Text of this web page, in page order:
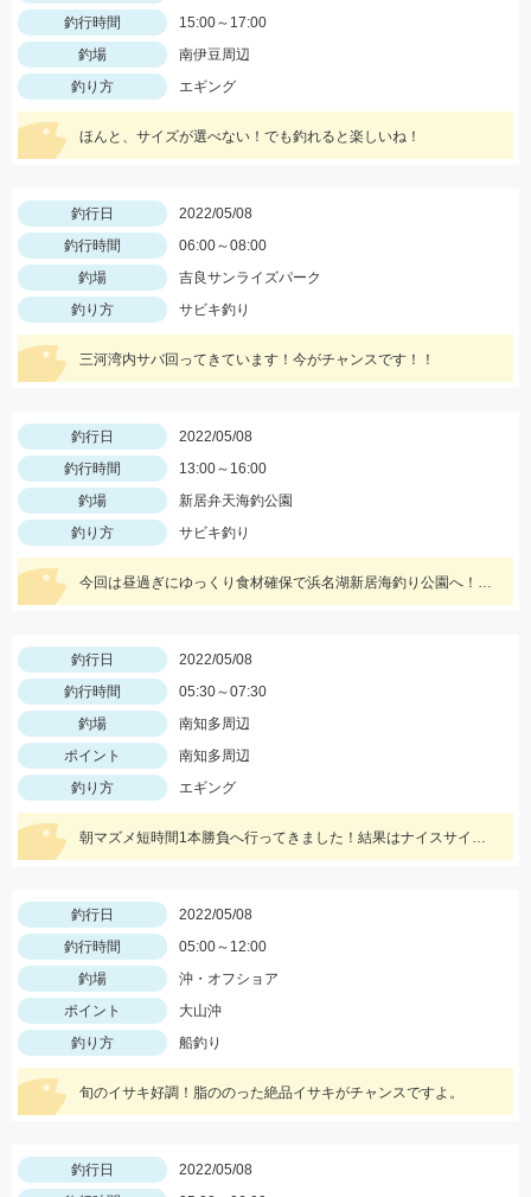
釣行時間
15:00～17:00
釣場
南伊豆周辺
釣り方
エギング
ほんと、サイズが選べない！でも釣れると楽しいね！
釣行日
2022/05/08
釣行時間
06:00～08:00
釣場
吉良サンライズパーク
釣り方
サビキ釣り
三河湾内サバ回ってきています！今がチャンスです！！
釣行日
2022/05/08
釣行時間
13:00～16:00
釣場
新居弁天海釣公園
釣り方
サビキ釣り
今回は昼過ぎにゆっくり食材確保で浜名湖新居海釣り公園へ！サビキでアジやサバ、イワシが大漁！！！
釣行日
2022/05/08
釣行時間
05:30～07:30
釣場
南知多周辺
ポイント
南知多周辺
釣り方
エギング
朝マズメ短時間1本勝負へ行ってきました！結果はナイスサイズのオス
釣行日
2022/05/08
釣行時間
05:00～12:00
釣場
沖・オフショア
ポイント
大山沖
釣り方
船釣り
旬のイサキ好調！脂ののった絶品イサキがチャンスですよ。
釣行日
2022/05/08